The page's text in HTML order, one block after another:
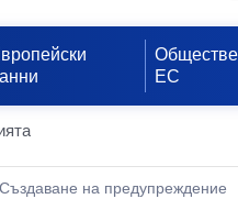
ЕС
Създаване на предупреждение